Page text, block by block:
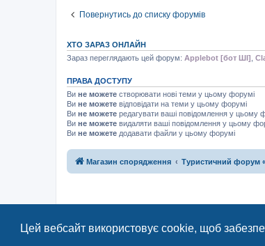
Цей вебсайт використовує cookie, щоб
Повернутись до списку форумів
ХТО ЗАРАЗ ОНЛАЙН
Зараз переглядають цей форум: Applebot [бот ШІ]
ПРАВА ДОСТУПУ
Ви не можете створювати нові теми у цьому форумі
Ви не можете відповідати на теми у цьому форумі
Ви не можете редагувати ваші повідомлення у цьому
Ви не можете видаляти ваші повідомлення у цьому
Ви не можете додавати файли у цьому форумі
Магазин спорядження Туристичний форум